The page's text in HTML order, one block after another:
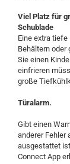
Viel Platz für
Schublade
Eine extra
Behältern oder
Sie einen
einfrieren
große
Türalarm.
Gibt einen
anderer Fehler
ausgestattet
Connect App